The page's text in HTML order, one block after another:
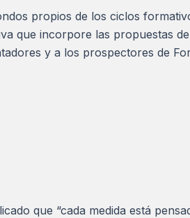
propios de los ciclos
que incorpore las propuestas
y a los prospectores de
que “cada medida está